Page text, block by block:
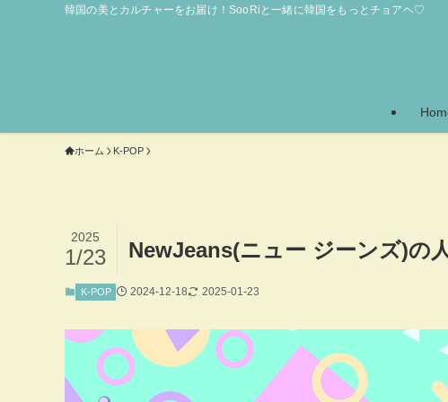
韓国の美とカルチャーをお届け！SooRiと一緒に韓国をもっとチョアヘ♡
ホーム K-POP
NewJeans(ニュー ジーンズ)の
2025
1/23
K-POP 2024-12-18 2025-01-23